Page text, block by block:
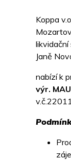
Koppa
Janě
nabízí k
výr.